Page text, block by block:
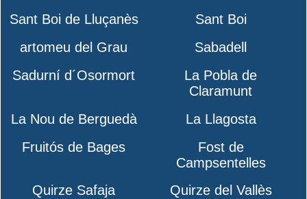
Sant Boi de Lluçanès
Sant Boi
artomeu del Grau
Sabadell
Sadurní d´Osormort
La Pobla de
Claramunt
La Nou de Berguedà
La Llagosta
Fruitós de Bages
Fost de
Campsentelles
Quirze Safaja
Quirze del Vallès